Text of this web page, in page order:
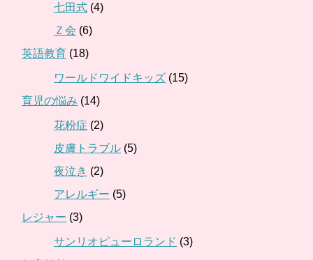
七田式 (4)
Ｚ会 (6)
英語教育 (18)
ワールドワイドキッズ (15)
育児の悩み (14)
花粉症 (2)
皮膚トラブル (5)
夜泣き (2)
アレルギー (5)
レジャー (3)
サンリオピューロランド (3)